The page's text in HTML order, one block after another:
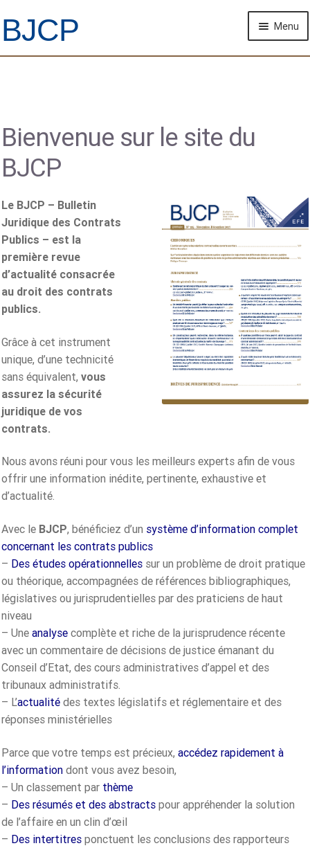
Aller
à
la
Aller
au
contenu
BJCP Menu
COMITÉ DE RÉDACTION
RECHERCHE AVANCÉE
AIDE
Bienvenue sur le site du
BJCP
Le BJCP – Bulletin
Juridique des Contrats
Publics – est la
première revue
d’actualité consacrée
au droit des contrats
publics.
Grâce à cet instrument
unique, d’une technicité
sans équivalent, vous
assurez la sécurité
juridique de vos
contrats.
Nous avons réuni pour vous les meilleurs experts afin de vous
offrir une information inédite, pertinente, exhaustive et
d’actualité.
Avec le BJCP, bénéficiez d’un système d’information complet
concernant les contrats publics
– Des études opérationnellessur un problème de droit pratique
ou théorique, accompagnées de références bibliographiques,
législatives ou jurisprudentielles par des praticiens de haut
niveau
– Une analysecomplète et riche de la jurisprudence récente
avec un commentaire de décisions de justice émanant du
Conseil d’Etat, des cours administratives d’appel et des
tribunaux administratifs.
– L’actualitédes textes législatifs et réglementaire et des
réponses ministérielles
Parce que votre temps est précieux, accédez rapidement à
l’informationdont vous avez besoin,
– Un classement par thème
– Des résumés et des abstractspour appréhender la solution
de l’affaire en un clin d’œil
– Des intertitresponctuent les conclusions des rapporteurs